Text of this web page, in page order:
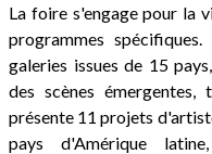
La foire s'engage pour la
programmes
galeries issues de 15
des scènes
présente 11 projets
pays d'Amérique